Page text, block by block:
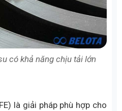
có khả năng chịu tải lớn
là giải pháp phù hợp cho